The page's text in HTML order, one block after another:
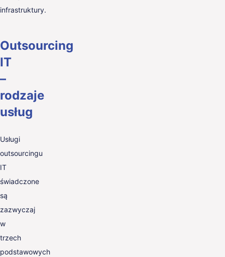
infrastruktury.
Outsourcing
IT
–
rodzaje
usług
Usługi
outsourcingu
IT
świadczone
są
zazwyczaj
w
trzech
podstawowych